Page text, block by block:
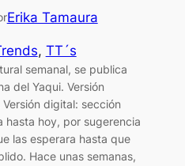
Erika Tamaura
, TT´s
semanal, se publica
del Yaqui. Versión
digital: sección
hasta hoy, por sugerencia
las esperara hasta que
Hace unas semanas,